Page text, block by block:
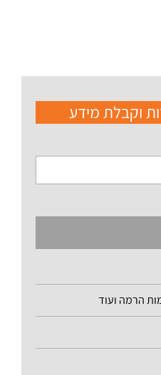
וקבלת מידע
הרמה ועוד